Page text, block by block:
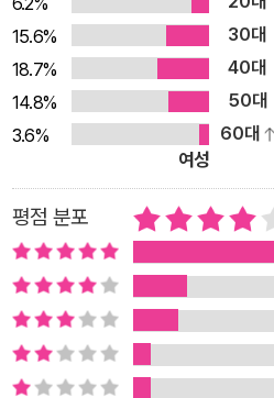
이나 토착민의 고대 이야기에서도
다나 예수 그리고 마호메트의 이야
다. 캠벨은 이를 인간에게 내재한
e’로 처럼 이해했다. 실제로 세상
으로 나타나는 공통의 서사 유형이
학교의 행동경제학 및 데이터과학
는 연구진은 6,000편의 영화 속에
6,000편의 영화는 여섯 가지 형식(
서 크게 벗어나지 않았다. 헐리우
무비든 마찬가지다. 어떤 범주들일까? 첫 번째 범주에는 가난뱅
이에서 백만장자가 되는 이야기(‘
거꾸로 주인공이 끝없이 추락하는
15.6%
30대
18.7%
40대
14.8%
50대
3.6%
60대
여성
평점 분포